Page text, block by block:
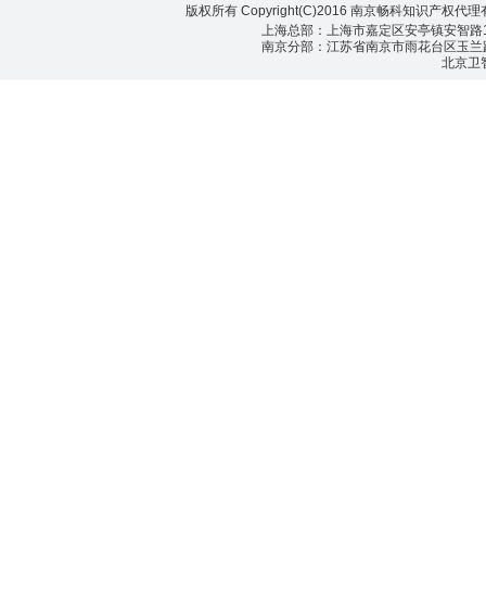
版权所有 Copyright(C)2016 南京畅科知识产权代
上海总部：上海市嘉定区安亭镇安智
南京分部：江苏省南京市雨花台区玉
北京卫智畅